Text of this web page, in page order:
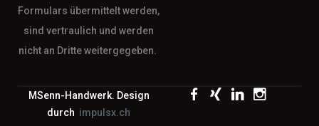
Formulars übermittelt werden,
sind vertraulich und werden
nicht an Dritte weitergegeben.
MSenn-Handwerk. Design
durch impulsx.ch